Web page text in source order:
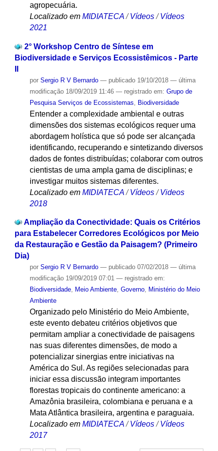
agropecuária.
Localizado em MIDIATECA /Vídeos /Vídeos
2021
2° Workshop Centro de Síntese em
Biodiversidade e Serviços Ecossistêmicos - Parte
por Sergio R V Bernardo — publicado19/10/2018 — última
modificação18/09/2019 11:46 — registrado em: Grupo de
Pesquisa Serviços de Ecossistemas
Biodiversidade
Entender a complexidade ambiental e outras
dimensões dos sistemas ecológicos requer uma
abordagem holística que só pode ser alcançada
identificando, recuperando e sintetizando diversos
dados de fontes distribuídas; colaborar com outros
cientistas de uma ampla gama de disciplinas; e
investigar muitos sistemas diferentes.
Localizado em MIDIATECA /Vídeos /Videos
2018
Ampliação da Conectividade: Quais os Critérios
para Estabelecer Corredores Ecológicos por Meio
da Restauração e Gestão da Paisagem? (Primeiro
Dia)
por Sergio R V Bernardo — publicado07/02/2018 — última
modificação19/09/2019 07:01 — registrado em:
Biodiversidade, Meio Ambiente, Governo, Ministério do Meio
Ambiente
Organizado pelo Ministério do Meio Ambiente,
este evento debateu critérios objetivos que
permitam ampliar a conectividade de paisagens
nas suas diferentes dimensões, de modo a
potencializar sinergias entre iniciativas na
América do Sul. As regiões selecionadas para
iniciar essa discussão integram importantes
florestas tropicais do continente americano: a
Amazônia brasileira, colombiana e peruana e a
Mata Atlântica brasileira, argentina e paraguaia.
Localizado em MIDIATECA /Vídeos /Vídeos
2017